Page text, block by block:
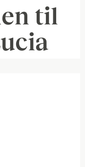
til